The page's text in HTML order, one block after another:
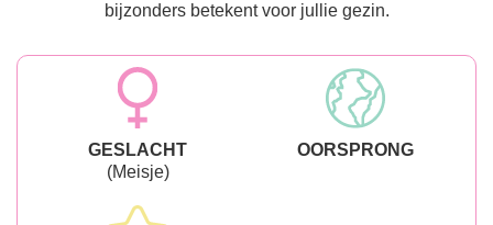
bijzonders betekent voor jullie gezin.
GESLACHT
(Meisje)
OORSPRONG